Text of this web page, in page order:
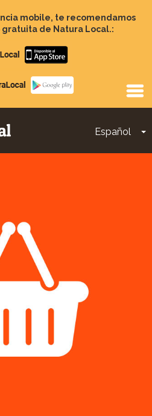
mobile, te recomendamos
de Natura Local.:
Apple
store
Google
Play
Español
Main